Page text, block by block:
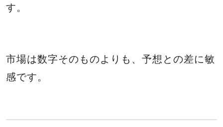
す。
市場は数字そのものよりも、予想との差に敏
感です。